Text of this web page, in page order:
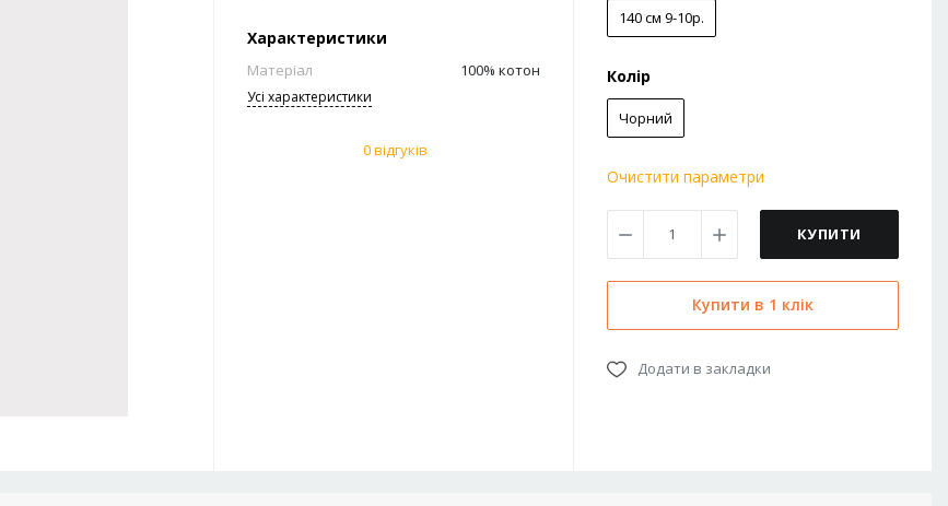
Характеристики
Матеріал 100% котон
Усi характеристики
0 відгуків
140 см 9-10р.
Колір
Чорний
Очистити параметри
КУПИТИ
Купити в 1 клік
Додати в закладки